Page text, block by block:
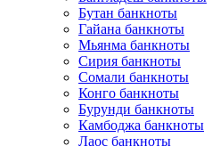
Бутан банкноты
Гайана банкноты
Мьянма банкноты
Сирия банкноты
Сомали банкноты
Конго банкноты
Бурунди банкноты
Камбоджа банкноты
Лаос банкноты